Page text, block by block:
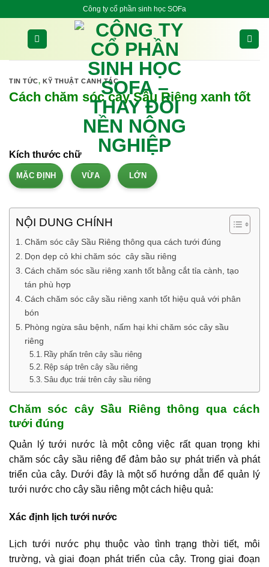
Công ty cổ phần sinh học SOFa
TIN TỨC,KỸ THUẬT CANH TÁC
Cách chăm sóc cây Sầu Riêng xanh tốt
Kích thước chữ
MẶC ĐỊNH VỪA LỚN
NỘI DUNG CHÍNH
Chăm sóc cây Sầu Riêng thông qua cách tưới đúng
Dọn dẹp cỏ khi chăm sóc cây sầu riêng
Cách chăm sóc sầu riêng xanh tốt bằng cắt tỉa cành, tạo
tán phù hợp
Cách chăm sóc cây sầu riêng xanh tốt hiệu quả với phân
bón
Phòng ngừa sâu bệnh, nấm hại khi chăm sóc cây sầu
riêng
Rầy phấn trên cây sầu riêng
Rệp sáp trên cây sầu riêng
Sâu đục trái trên cây sầu riêng
Chăm sóc cây Sầu Riêng thông qua cách
tưới đúng
Quản lý tưới nước là một công việc rất quan trọng khi
chăm sóc cây sầu riêng để đảm bảo sự phát triển và phát
triển của cây. Dưới đây là một số hướng dẫn để quản lý
tưới nước cho cây sầu riêng một cách hiệu quả:
Xác định lịch tưới nước
Lịch tưới nước phụ thuộc vào tình trạng thời tiết, môi
trường, và giai đoạn phát triển của cây. Trong giai đoạn